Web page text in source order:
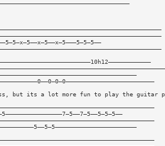
but its a lot more fun to play the guitar